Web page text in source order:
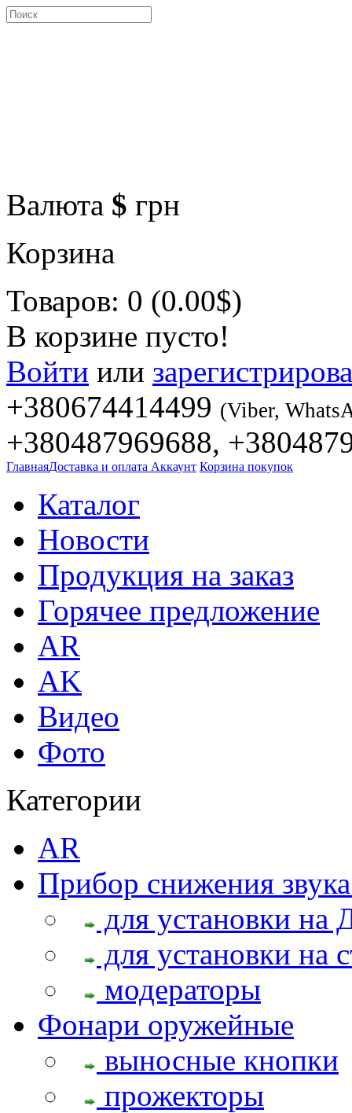
Валюта $ грн
Корзина
Товаров: 0 (0.00$)
В корзине пусто!
Войти или
+380674414499 (Viber,
+380487969688,
ГлавнаяДоставка и оплата Аккаунт Корзина покупок
Каталог
Новости
Продукция на заказ
Горячее предложение
AR
AK
Видео
Фото
Категории
AR
Прибор снижения
для установки на
для установки на
модераторы
Фонари оружейные
выносные кнопки
прожекторы